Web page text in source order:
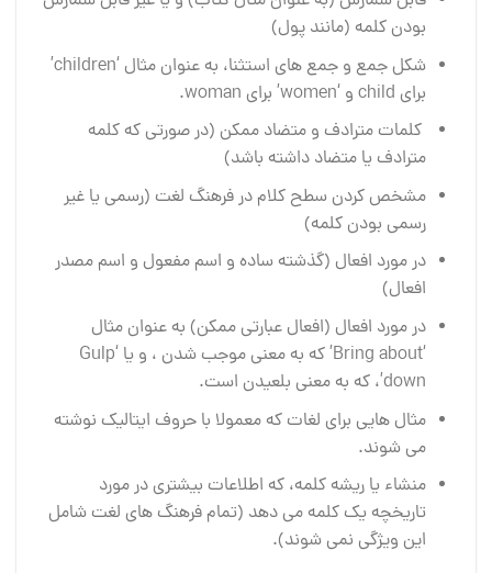
بودن کلمه (مانند پول)
شکل جمع و جمع های استثنا، به عنوان مثال ‘children’
برای child و ‘women’ برای woman.
کلمات مترادف و متضاد ممکن (در صورتی که کلمه
مترادف یا متضاد داشته باشد)
مشخص کردن سطح کلام در فرهنگ لغت (رسمی یا غیر
رسمی بودن کلمه)
در مورد افعال (گذشته ساده و اسم مفعول و اسم مصدر
افعال)
در مورد افعال (افعال عبارتی ممکن) به عنوان مثال
‘Bring about’ که به معنی موجب شدن ، و یا ‘Gulp
down’، که به معنی بلعیدن است.
مثال هایی برای لغات که معمولا با حروف ایتالیک نوشته
می شوند.
منشاء یا ریشه کلمه، که اطلاعات بیشتری در مورد
تاریخچه یک کلمه می دهد (تمام فرهنگ های لغت شامل
این ویژگی نمی شوند).